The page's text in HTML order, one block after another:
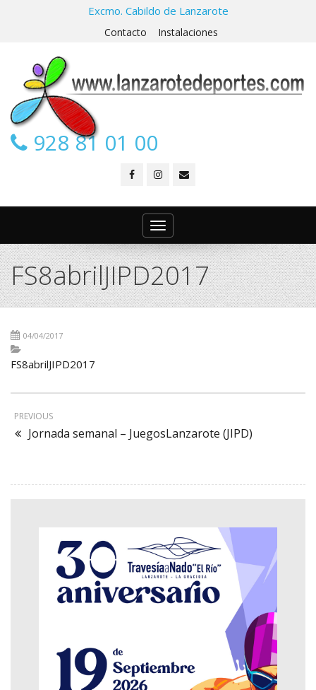
Excmo. Cabildo de Lanzarote
Contacto Instalaciones
928 81 01 00
Toggle
navigation
FS8abrilJIPD2017
04/04/2017
FS8abrilJIPD2017
PREVIOUS
Jornada semanal – JuegosLanzarote (JIPD)